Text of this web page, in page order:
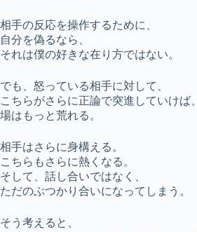
相手の反応を操作するために、
自分を偽るなら、
それは僕の好きな在り方ではない。
でも、怒っている相手に対して、
こちらがさらに正論で突進していけば、
場はもっと荒れる。
相手はさらに身構える。
こちらもさらに熱くなる。
そして、話し合いではなく、
ただのぶつかり合いになってしまう。
そう考えると、